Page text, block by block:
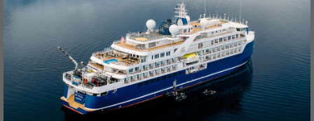
Познакомиться с многовековой культурой
кочевников Тувы
Республика Тува — обитель древних знаний